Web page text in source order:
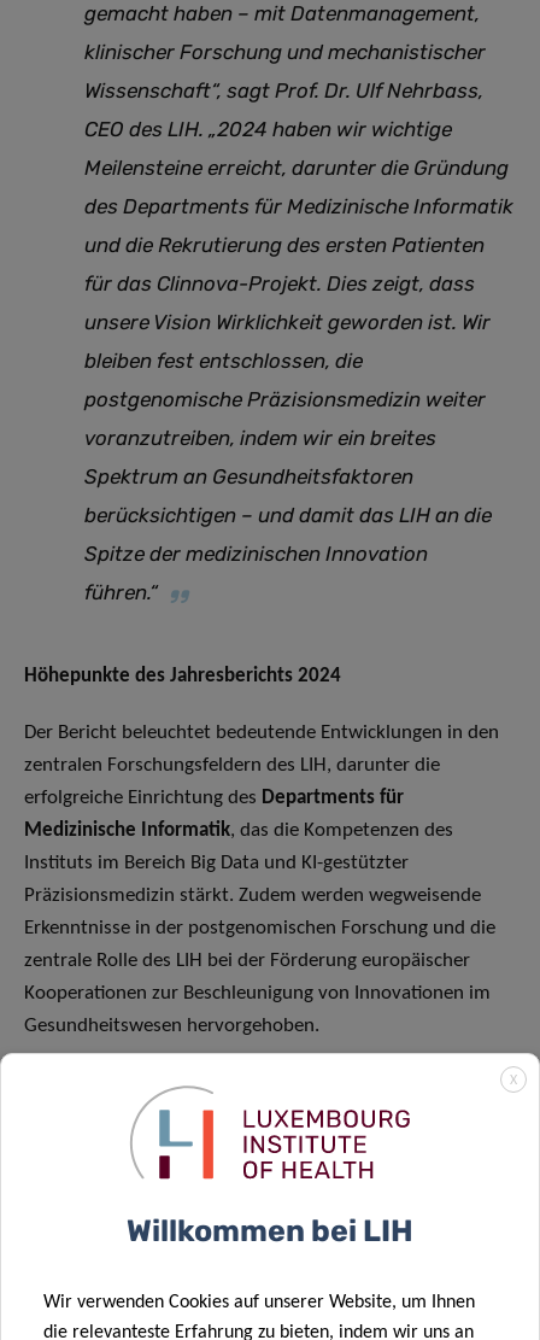
gemacht haben – mit Datenmanagement,
klinischer Forschung und mechanistischer
Wissenschaft“, sagt Prof. Dr. Ulf Nehrbass,
CEO des LIH. „2024 haben wir wichtige
Meilensteine erreicht, darunter die Gründung
des Departments für Medizinische Informatik
und die Rekrutierung des ersten Patienten
für das Clinnova-Projekt. Dies zeigt, dass
unsere Vision Wirklichkeit geworden ist. Wir
bleiben fest entschlossen, die
postgenomische Präzisionsmedizin weiter
voranzutreiben, indem wir ein breites
Spektrum an Gesundheitsfaktoren
berücksichtigen – und damit das LIH an die
Spitze der medizinischen Innovation
führen.“
Höhepunkte des Jahresberichts 2024
Der Bericht beleuchtet bedeutende Entwicklungen in den
zentralen Forschungsfeldern des LIH, darunter die
erfolgreiche Einrichtung des Departments für
Medizinische Informatik, das die Kompetenzen des
Instituts im Bereich Big Data und KI-gestützter
Präzisionsmedizin stärkt. Zudem werden wegweisende
Erkenntnisse in der postgenomischen Forschung und die
zentrale Rolle des LIH bei der Förderung europäischer
Kooperationen zur Beschleunigung von Innovationen im
Gesundheitswesen hervorgehoben.
Darüber hinaus betont der Bericht das gesellschaftliche
Engagement des LIH mit Projekten, die wissenschaftliche
Erkenntnisse in konkrete Vorteile für Patienten umsetzen,
sowie den Aufbau interoperabler Dateninfrastrukturen für
dedicated to life
X
Willkommen bei LIH
Wir verwenden Cookies auf unserer Website, um Ihnen
die relevanteste Erfahrung zu bieten, indem wir uns an